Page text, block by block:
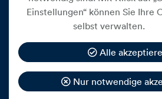
Cookie Einstellungen
Impressum
Datenschutz
Barrierefreiheitserklärung
Einstellungen“ können Sie Ihre
selbst verwalten.
Alle
Nur notwendige